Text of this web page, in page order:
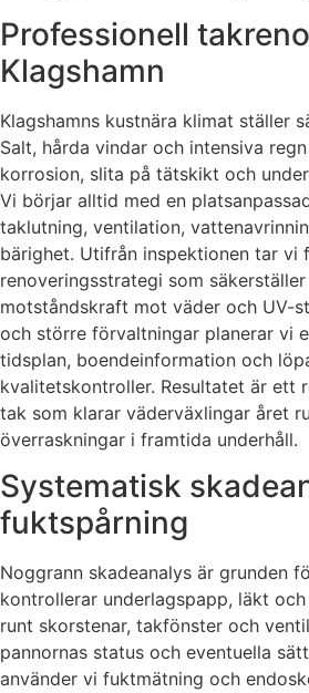
Professionell
Klagshamn
Klagshamns kustnära klimat ställer
Salt, hårda vindar och intensiva
korrosion, slita på tätskikt och
Vi börjar alltid med en
taklutning, ventilation,
bärighet. Utifrån inspektionen tar vi
renoveringsstrategi som
motståndskraft mot väder och UV-
och större förvaltningar planerar vi
tidsplan, boendeinformation och
kvalitetskontroller. Resultatet är ett
tak som klarar väderväxlingar året
överraskningar i framtida underhåll.
Systematisk
fuktspårning
Noggrann skadeanalys är grunden
kontrollerar underlagspapp, läkt
runt skorstenar, takfönster och
pannornas status och eventuella
använder vi fuktmätning och